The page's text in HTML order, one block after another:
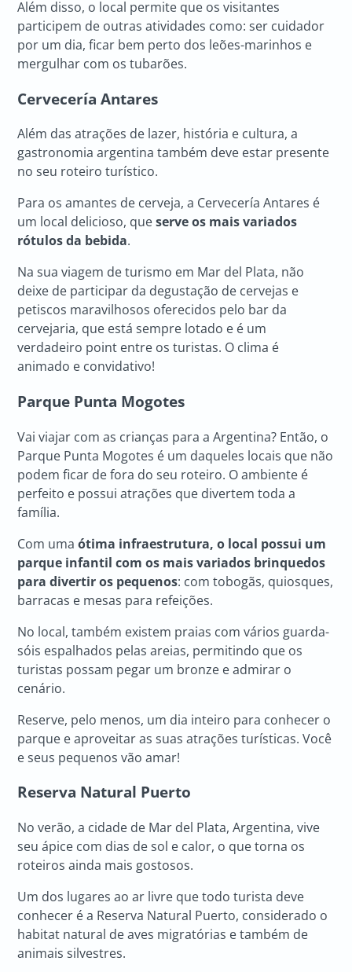
Além disso, o local permite que os visitantes
participem de outras atividades como: ser cuidador
por um dia, ficar bem perto dos leões-marinhos e
mergulhar com os tubarões.
Cervecería Antares
Além das atrações de lazer, história e cultura, a
gastronomia argentina também deve estar presente
no seu roteiro turístico.
Para os amantes de cerveja, a Cervecería Antares é
um local delicioso, queserve os mais variados
rótulos da bebida.
Na sua viagem de turismo em Mar del Plata, não
deixe de participar da degustação de cervejas e
petiscos maravilhosos oferecidos pelo bar da
cervejaria, que está sempre lotado e é um
verdadeiro point entre os turistas. O clima é
animado e convidativo!
Parque Punta Mogotes
Vai viajar com as crianças para a Argentina? Então, o
Parque Punta Mogotes é um daqueles locais que não
podem ficar de fora do seu roteiro. O ambiente é
perfeito e possui atrações que divertem toda a
família.
Com umaótima infraestrutura, o local possui um
parque infantil com os mais variados brinquedos
para divertir os pequenos: com tobogãs, quiosques,
barracas e mesas para refeições.
No local, também existem praias com vários guarda-
sóis espalhados pelas areias, permitindo que os
turistas possam pegar um bronze e admirar o
cenário.
Reserve, pelo menos, um dia inteiro para conhecer o
parque e aproveitar as suas atrações turísticas. Você
e seus pequenos vão amar!
Reserva Natural Puerto
No verão, a cidade de Mar del Plata, Argentina, vive
seu ápice com dias de sol e calor, o que torna os
roteiros ainda mais gostosos.
Um dos lugares ao ar livre que todo turista deve
conhecer é a Reserva Natural Puerto, considerado o
habitat natural de aves migratórias e também de
animais silvestres.